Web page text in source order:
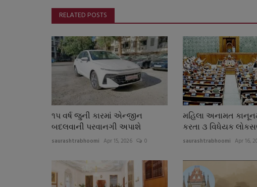
RELATED POSTS
૧પ વર્ષ જુની કારમાં એન્જીન
બદલવાની પરવાનગી અપાશે
saurashtrabhoomi Apr 15, 2026 0
મહિલા અનામત
કરતા ૩ વિધેયક
saurashtrabhoomi Apr 16,